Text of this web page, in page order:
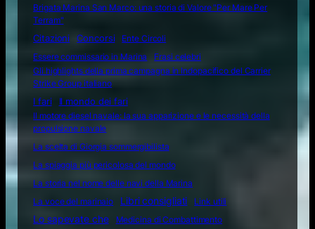
Brigata Marina San Marco: una storia di Valore "Per Mare Per
Terram"
Citazioni
Concorsi
Ente Circoli
Essere commissario in Marina
Frasi celebri
Gli highlights della prima campagna in Indopacifico del Carrier
Strike Group italiano
I fari
Il mondo dei fari
Il motore diesel navale: la sua apparizione e le necessità della
propulsione navale
La scelta di Giorgia sommergibilista
La spiaggia più pericolosa del mondo
La storia nel nome delle navi della Marina
La voce del marinaio
Libri consigliati Link utili
Lo sapevate che Medicina di Combattimento